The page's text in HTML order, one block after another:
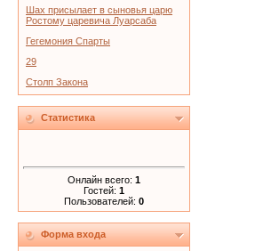
Шах присылает в сыновья царю
Ростому царевича Луарсаба
Гегемония Спарты
29
Столп Закона
Статистика
Онлайн всего: 1
Гостей: 1
Пользователей: 0
Форма входа